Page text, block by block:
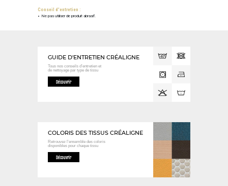
Conseil d'entretien :
Ne pas utiliser de produit abrasif.
GUIDE D'ENTRETIEN CRÉALIGNE
Tous nos conseils d’entretien et
de nettoyage par type de tissu
Découvrir
COLORIS DES TISSUS CRÉALIGNE
Retrouvez l’ensemble des coloris
disponibles pour chaque tissu
Découvrir